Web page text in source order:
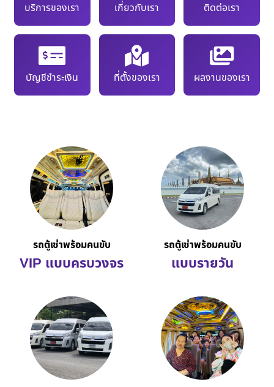
บริการของเรา เกี่ยวกับเรา ติดต่อเรา
บัญชีชำระเงิน ที่ตั้งของเรา ผลงานของเรา
รถตู้เช่าพร้อมคนขับ
VIP แบบครบวงจร
รถตู้เช่าพร้อมคนขับ
แบบรายวัน